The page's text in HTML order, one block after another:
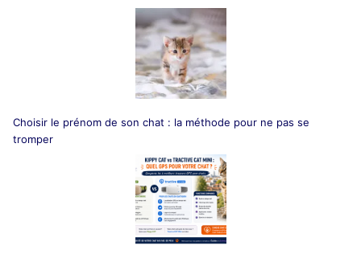
Choisir le prénom de son chat : la méthode pour ne pas se
tromper